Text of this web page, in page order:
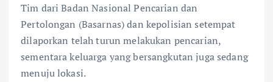
Tim dari Badan Nasional Pencarian dan
Pertolongan (Basarnas) dan kepolisian setempat
dilaporkan telah turun melakukan pencarian,
sementara keluarga yang bersangkutan juga sedang
menuju lokasi.